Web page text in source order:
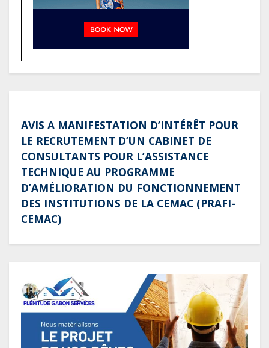
positionnement de partenaire de
industriels et d’infrastructures du
pays
AVIS A MANIFESTATION D’INTÉRÊT POUR
LE RECRUTEMENT D’UN CABINET DE
CONSULTANTS POUR L’ASSISTANCE
TECHNIQUE AU PROGRAMME
D’AMÉLIORATION DU FONCTIONNEMENT
DES INSTITUTIONS DE LA CEMAC (PRAFI-
CEMAC)